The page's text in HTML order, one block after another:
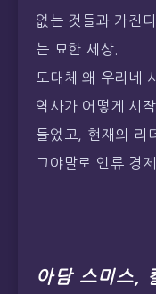
없는 것들과 가진
는 묘한 세상.
도대체 왜 우리네
역사가 어떻게 시
들었고, 현재의 리
그야말로 인류 경
아담 스미스,